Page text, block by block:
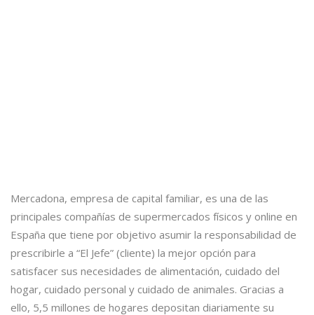
Mercadona, empresa de capital familiar, es una de las
principales compañías de supermercados físicos y online en
España que tiene por objetivo asumir la responsabilidad de
prescribirle a “El Jefe” (cliente) la mejor opción para
satisfacer sus necesidades de alimentación, cuidado del
hogar, cuidado personal y cuidado de animales. Gracias a
ello, 5,5 millones de hogares depositan diariamente su